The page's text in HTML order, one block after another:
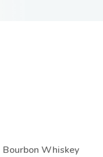
Bourbon Whiskey